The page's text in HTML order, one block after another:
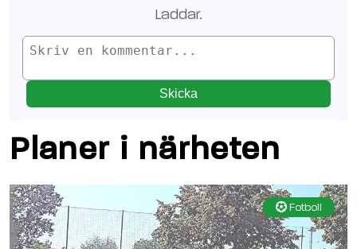
Laddar.
Skicka
Planer i närheten
Fotboll